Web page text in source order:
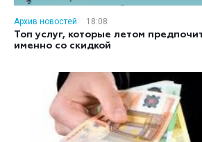
Архив новостей
18:08
Топ услуг, которые летом
именно со скидкой